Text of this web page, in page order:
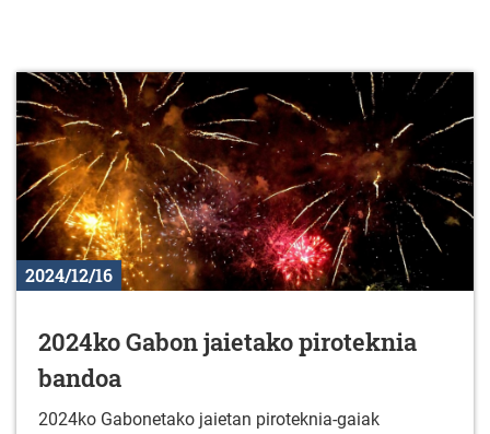
2024/12/16
2024ko Gabon jaietako piroteknia
bandoa
2024ko Gabonetako jaietan piroteknia-gaiak